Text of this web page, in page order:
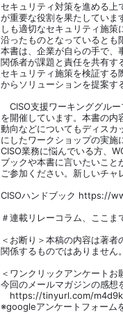
セキュリティ対策を進める上
が重要な役割を果たしていま
しも適切なセキュリティ施
沿ったものとなっているとも
本書は、企業が自らの手で、
関係者が課題と責任を共有す
セキュリティ施策を検証する
からソリューションを提案す
CISO支援ワーキンググル
を開催しています。本書の
動向などについてもディスカ
にしたワークショップの実施
CISO業務に悩んでいる方、
ブックや本書に言いたいこと
ご参加ください。新しいチ
CISOハンドブック https://
＃連載リレーコラム、ここま
＜お断り＞本稿の内容は著
関係するものではありません
＜ワンクリックアンケートお
今回のメールマガジンの感想
https://tinyurl.com/
※googleアンケートフォーム